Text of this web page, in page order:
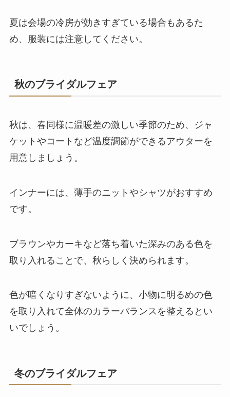
夏は会場の冷房が効きすぎている場合もあるた
め、服装には注意してください。
秋のブライダルフェア
秋は、春同様に温暖差の激しい季節のため、ジャ
ケットやコートなど温度調節ができるアウターを
用意しましょう。
インナーには、薄手のニットやシャツがおすすめ
です。
ブラウンやカーキなど落ち着いた深みのある色を
取り入れることで、秋らしく決められます。
色が暗くなりすぎないように、小物に明るめの色
を取り入れて全体のカラーバランスを整えるとい
いでしょう。
冬のブライダルフェア